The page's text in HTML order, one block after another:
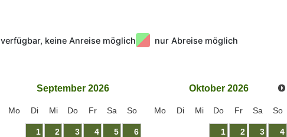
verfügbar, keine Anreise möglich
nur Abreise möglich
September 2026
Mo Di Mi Do Fr Sa So
1 2 3 4 5
6
Oktober 2026
Mo Di Mi Do Fr Sa So
1 2 3
4